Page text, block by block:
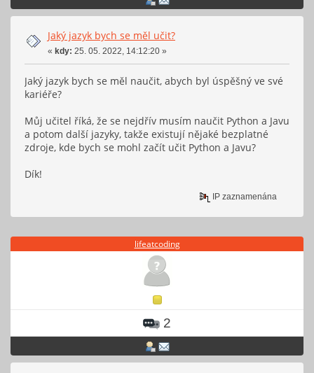
Jaký jazyk bych se měl učit?
« kdy: 25. 05. 2022, 14:12:20 »
Jaký jazyk bych se měl naučit, abych byl úspěšný ve své
kariéře?
Můj učitel říká, že se nejdřív musím naučit Python a Javu
a potom další jazyky, takže existují nějaké bezplatné
zdroje, kde bych se mohl začít učit Python a Javu?
Dík!
IP zaznamenána
lifeatcoding
2